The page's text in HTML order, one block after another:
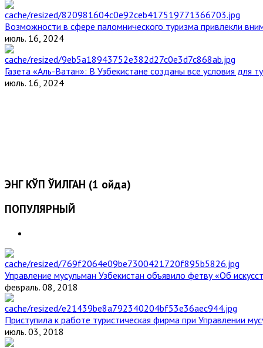
Возможности в сфере паломнического туризма привлекли
июль. 16, 2024
Газета «Аль-Ватан»: В Узбекистане созданы все условия для
июль. 16, 2024
ЭНГ КЎП ЎҚИЛГАН (1 ойда)
ПОПУЛЯРНЫЙ
Управление мусульман Узбекистан объявило фетву «Об
февраль. 08, 2018
Приступила к работе туристическая фирма при Управлении
июль. 03, 2018